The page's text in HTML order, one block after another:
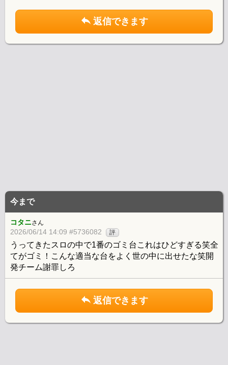
返信できます
今まで
コタニさん
2026/06/14 14:09 #5736082 評
うってきたスロの中で1番のゴミ台これはひどすぎる笑全
てがゴミ！こんな適当な台をよく世の中に出せたな笑開
発チーム謝罪しろ
返信できます